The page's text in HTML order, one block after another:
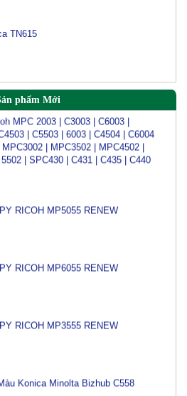
TN615
phẩm Mới
MPC 2003 | C3003 | C6003 |
| C5503 | 6003 | C4504 | C6004
MPC3002 | MPC3502 | MPC4502 |
| SPC430 | C431 | C435 | C440
RICOH MP5055 RENEW